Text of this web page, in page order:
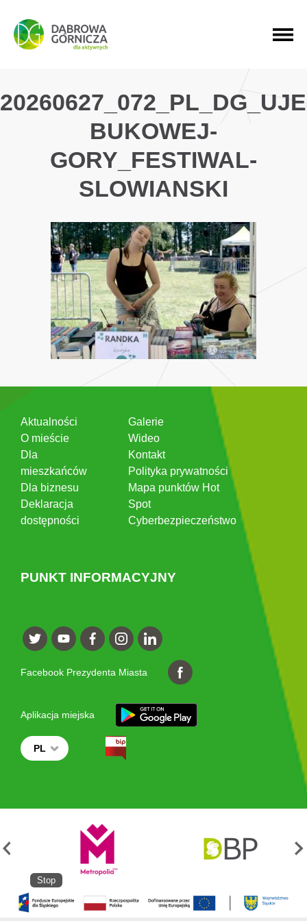
PRZEJDŹ DO MENU GŁÓWNEGO
PRZEJDŹ DO WYSZUKIWARKI
PRZEJDŹ DO TREŚCI
BUKOWEJ-
GORY_FESTIWAL-
SLOWIANSKI
Aktualności
O mieście
Dla
mieszkańców
Dla biznesu
Deklaracja
dostępności
Galerie
Wideo
Kontakt
Polityka prywatności
Mapa punktów Hot
Spot
Cyberbezpieczeństwo
PUNKT INFORMACYJNY
Facebook Prezydenta Miasta
Aplikacja miejska
PL
Stop